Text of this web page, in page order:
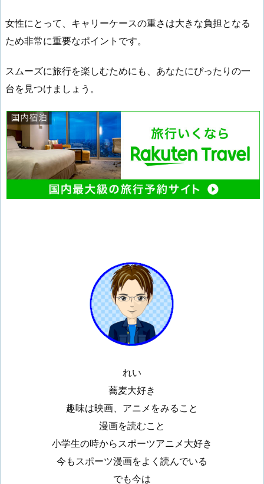
女性にとって、キャリーケースの重さは大きな負担となる
ため非常に重要なポイントです。
スムーズに旅行を楽しむためにも、あなたにぴったりの一
台を見つけましょう。
れい
蕎麦大好き
趣味は映画、アニメをみること
漫画を読むこと
小学生の時からスポーツアニメ大好き
今もスポーツ漫画をよく読んでいる
でも今は